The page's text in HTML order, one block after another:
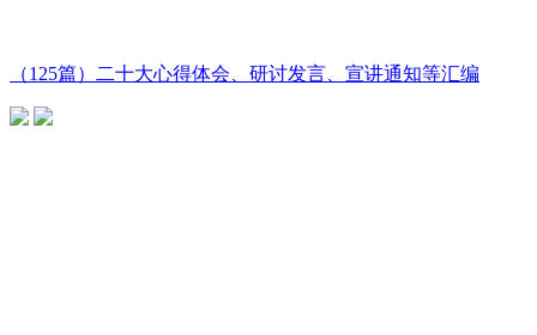
（125篇）二十大心得体会、研讨发言、宣讲通知等汇编